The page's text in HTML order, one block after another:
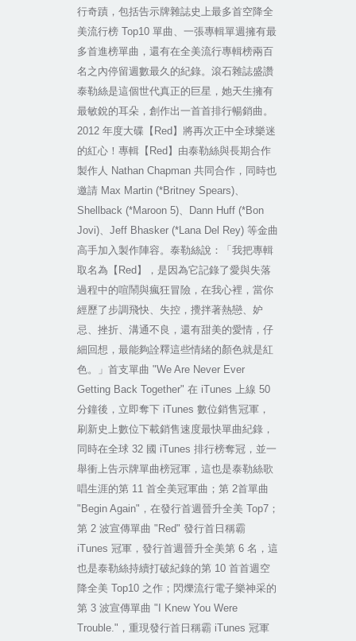
行奇蹟，包括告示牌雜誌史上最多首空降全
美流行榜Top10 單曲、一張專輯單週擁有最
多首進榜單曲，還有在全美流行專輯榜兩百
名之內停留週數最久的紀錄。滾石雜誌盛讚
泰勒絲是這個世代真正的巨星，她天生擁有
最敏銳的耳朵，創作出一首首排行暢銷曲。
2012 年度大碟【 Red 】將再次正中全球樂迷
的紅心！專輯【 Red 】由泰勒絲與長期合作
製作人 Nathan Chapman 共同合作，同時也
邀請Max Martin (*Britney Spears)、
Shellback (*Maroon 5)、
Dann Huff (*Bon
Jovi)、 Jeff Bhasker (*Lana Del Rey) 等金曲
高手加入製作陣容。泰勒絲說：「我把專輯
取名為【 Red 】，是因為它記錄了愛與失落
過程中的喧鬧與瘋狂冒險，在我心裡，當你
經歷了步調飛快、失控，攪拌著熱戀、妒
忌、挫折、溝通不良，還有甜美的愛情，仔
細回想，最能夠詮釋這些情緒的顏色就是紅
色。」首支單曲 "We Are Never Ever
Getting Back Together" 在 iTunes 上線 50
分鐘後，立即奪下iTunes 數位銷售冠軍，
刷新史上數位下載銷售速度最快單曲紀錄，
同時在全球32 國 iTunes 排行榜奪冠，並一
舉衝上告示牌單曲榜冠軍，這也是泰勒絲歌
唱生涯的第 11 首全美冠軍曲；第 2首單曲
"Begin Again" ，在發行首週晉升全美 Top7；
第 2 波宣傳單曲 "Red" 發行首日稱霸
iTunes 冠軍，發行首週晉升全美第 6 名，這
也是泰勒絲持續打破紀錄的第 10 首首週空
降全美 Top10 之作；閃爍流行電子樂神采的
第 3 波宣傳單曲 "I Knew You Were
Trouble." ，重現發行首日稱霸iTunes 冠軍